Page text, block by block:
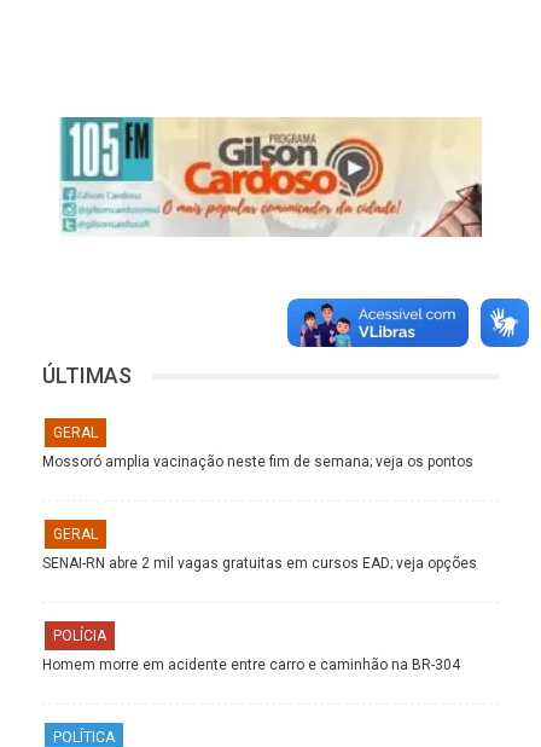
ÚLTIMAS
GERAL
Mossoró amplia vacinação neste fim de semana; veja os pontos
GERAL
SENAI-RN abre 2 mil vagas gratuitas em cursos EAD; veja opções
POLÍCIA
Homem morre em acidente entre carro e caminhão na BR-304
POLÍTICA